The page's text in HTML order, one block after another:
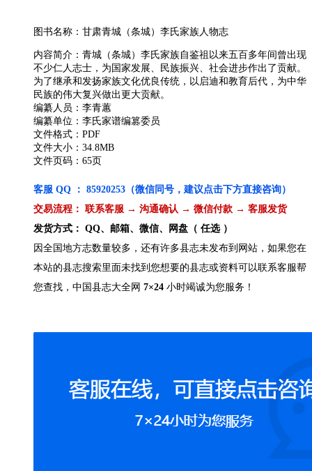
图书名称：甘肃青城（条城）李氏家族人物志
内容简介：青城（条城）李氏家族自鉴祖以来五百多年间曾出现
不少仁人志士，为国家发展、民族振兴、社会进步作出了贡献。
为了继承和发扬家族文化优良传统，以启迪和教育后代，为中华
民族的伟大复兴做出更大贡献。
编纂人员：李青蕙
编纂单位：李氏家谱编篡委员
文件格式：PDF
文件大小：34.8MB
文件页码：65页
客服 QQ ： 85920253（微信同号，建议点击下方直接咨询）
交易流程： 联系客服 → 沟通确认 → 微信付款 → 客服发货
发货方式： QQ、邮箱、微信、网盘（ 任选 ）
因全国地方志数量较多，还有许多县志未发布到网站，如果您在
本站的县志搜索里面未找到您想要的县志或资料可以联系客服帮
您查找，中国县志大全网 7×24 小时竭诚为您服务！